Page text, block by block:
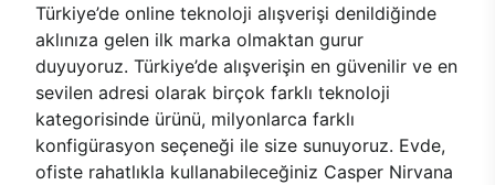
Türkiye’de online teknoloji alışverişi denildiğinde
aklınıza gelen ilk marka olmaktan gurur
duyuyoruz. Türkiye’de alışverişin en güvenilir ve en
sevilen adresi olarak birçok farklı teknoloji
kategorisinde ürünü, milyonlarca farklı
konfigürasyon seçeneği ile size sunuyoruz. Evde,
ofiste rahatlıkla kullanabileceğiniz Casper Nirvana